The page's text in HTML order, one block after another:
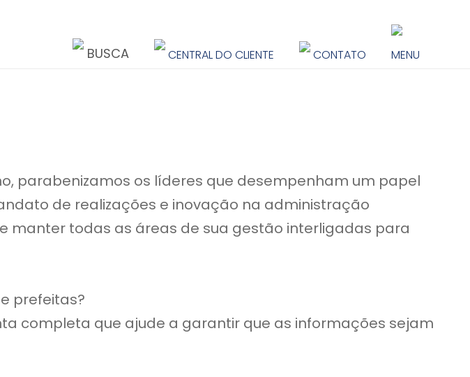
BUSCA CENTRAL DO CLIENTE CONTATO MENU
parabenizamos os líderes que desempenham um papel
de realizações e inovação na administração
manter todas as áreas de sua gestão interligadas para
prefeitas?
completa que ajude a garantir que as informações sejam